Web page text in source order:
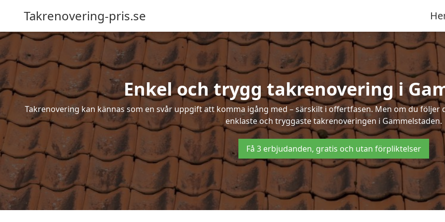
Takrenovering-pris.se
Enkel och trygg takrenovering i
Takrenovering kan kännas som en svår uppgift att komma igång med – särskilt i offertfasen. Men om du
enklaste och tryggaste takrenoveringen i Gammelstaden.
Få 3 erbjudanden, gratis och utan förpliktelser